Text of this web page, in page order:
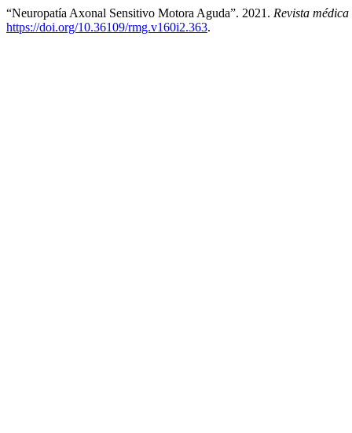
“Neuropatía Axonal Sensitivo Motora Aguda”. 2021. Revista
https://doi.org/10.36109/rmg.v160i2.363.